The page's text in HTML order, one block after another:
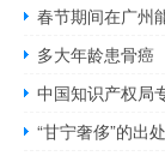
春节期间在广州
多大年龄患骨癌
中国知识产权局
“甘宁奢侈”的出